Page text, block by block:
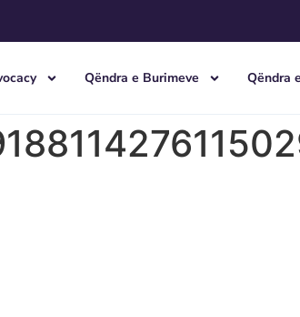
Qëndra e Burimeve Qëndra